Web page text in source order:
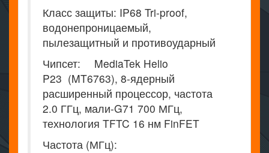
Класс защиты: IP68 Tri-proof,
водонепроницаемый,
пылезащитный и противоударный
Чипсет: MediaTek Helio
P23 (MT6763), 8-ядерный
расширенный процессор, частота
2.0 ГГц, мали-G71 700 МГц,
технология TFTC 16 нм FinFET
Частота (МГц):